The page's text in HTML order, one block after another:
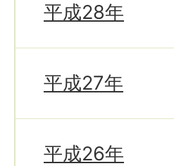
平成28年
平成27年
平成26年